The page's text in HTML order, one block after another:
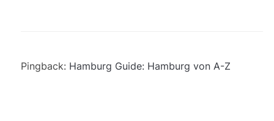
Pingback: Hamburg Guide: Hamburg von A-Z